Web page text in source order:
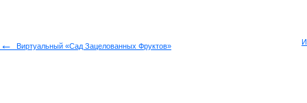
← Виртуальный «Сад Зацелованных Фруктов»